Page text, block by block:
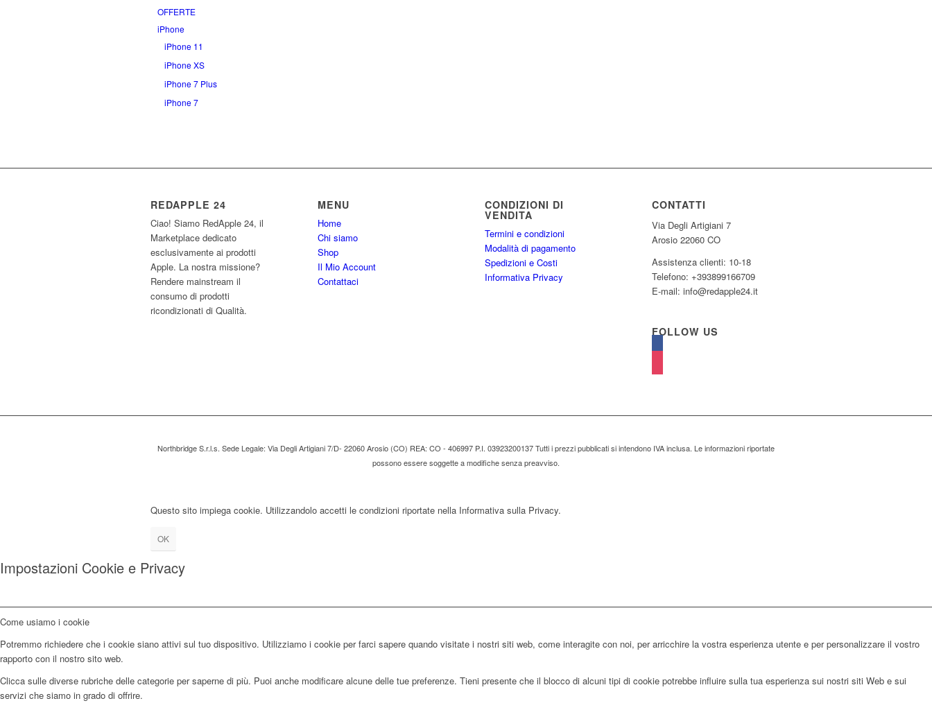
OFFERTE
iPhone
iPhone 11
iPhone XS
iPhone 7 Plus
iPhone 7
REDAPPLE 24
Ciao! Siamo RedApple 24, il
Marketplace dedicato
esclusivamente ai prodotti
Apple. La nostra missione?
Rendere mainstream il
consumo di prodotti
ricondizionati di Qualità.
MENU
Home
Chi siamo
Shop
Il Mio Account
Contattaci
CONDIZIONI DI
VENDITA
Termini e condizioni
Modalità di pagamento
Spedizioni e Costi
Informativa Privacy
CONTATTI
Via Degli Artigiani 7
Arosio 22060 CO
Assistenza clienti: 10-18
Telefono: +393899166709
E-mail: info@redapple24.it
FOLLOW US
Northbridge S.r.l.s. Sede Legale: Via Degli Artigiani 7/D- 22060 Arosio (CO) REA: CO - 406997 P.I. 03923200137 Tutti i prezzi pubblicati si intendono IVA inclusa. Le informazioni riportate
possono essere soggette a modifiche senza preavviso.
Questo sito impiega cookie. Utilizzandolo accetti le condizioni riportate nella Informativa sulla Privacy.
OK
Impostazioni Cookie e Privacy
Come usiamo i cookie
Potremmo richiedere che i cookie siano attivi sul tuo dispositivo. Utilizziamo i cookie per farci sapere quando visitate i nostri siti web, come interagite con noi, per arricchire la vostra esperienza utente e per personalizzare il vostro
rapporto con il nostro sito web.
Clicca sulle diverse rubriche delle categorie per saperne di più. Puoi anche modificare alcune delle tue preferenze. Tieni presente che il blocco di alcuni tipi di cookie potrebbe influire sulla tua esperienza sui nostri siti Web e sui
servizi che siamo in grado di offrire.